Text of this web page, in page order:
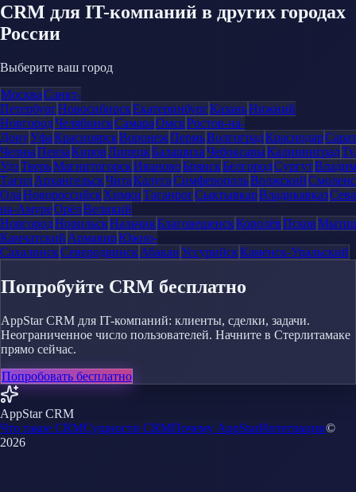
CRM для IT-компаний в других городах
России
Выберите ваш город
МоскваСанкт-
ПетербургНовосибирскЕкатеринбургКазаньНижний
НовгородЧелябинскСамараОмскРостов-на-
ДонуУфаКрасноярскВоронежПермьВолгоградКраснодар
ЧелныПензаКировЛипецкБалашихаЧебоксарыКалининград
УдэТверьМагнитогорскИвановоБрянскБелгородСургут
ТагилАрхангельскЧитаКалугаСимферопольВолжский
ОлаНовороссийскХимкиТаганрогСыктывкарВладикавказ
на-АмуреОрёлВеликий
НовгородНорильскНальчикБлаговещенскКоролёвПсков
Камчатский АрмавирЮжно-
СахалинскСеверодвинскАбаканУссурийскКаменск-Уральский
Попробуйте CRM бесплатно
AppStar CRM для IT-компаний: клиенты, сделки, задачи.
Неограниченное число пользователей. Начните в Стерлитамаке
прямо сейчас.
Попробовать бесплатно
AppStar CRM
Что такое CRMСущности CRMПочему AppStarИнтеграции©
2026